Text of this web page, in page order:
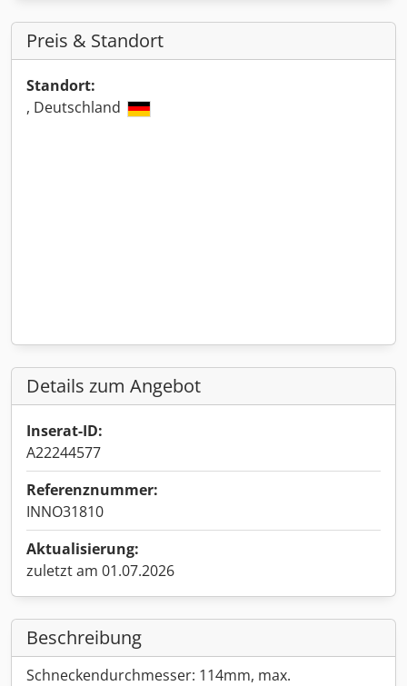
Preis & Standort
Standort:
, Deutschland
Details zum Angebot
Inserat-ID:
A22244577
Referenznummer:
INNO31810
Aktualisierung:
zuletzt am 01.07.2026
Beschreibung
Schneckendurchmesser: 114mm, max.